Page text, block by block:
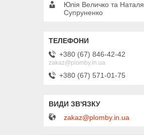
Юлія Величко та Наталя
Супруненко
+380 (67) 846-42-42
zakaz@plomby.in.ua
+380 (67) 571-01-75
zakaz@plomby.in.ua